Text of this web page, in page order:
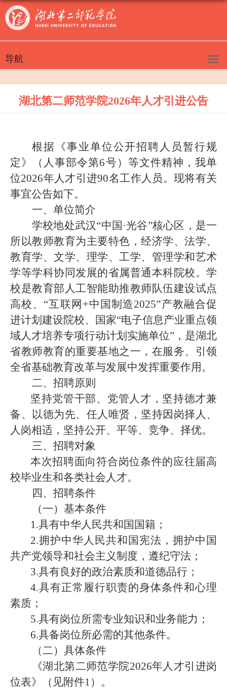
导航
湖北第二师范学院2026年人才引进公告
根据《事业单位公开招聘人员暂行规
定》（人事部令第6号）等文件精神，我单
位2026年人才引进90名工作人员。现将有关
事宜公告如下。
一、 单位简介
学校地处武汉“中国·光谷”核心区，是一
所以教师教育为主要特色，经济学、法学、
教育学、文学、理学、工学、管理学和艺术
学等学科协同发展的省属普通本科院校。学
校是教育部人工智能助推教师队伍建设试点
高校、“互联网 +中国制造2025”产教融合促
进计划建设院校、国家“电子信息产业重点领
域人才培养专项行动计划实施单位”，是湖北
省教师教育的重要基地之一，在服务、引领
全省基础教育改革与发展中发挥重要作用。
二、招聘原则
坚持党管干部、党管人才，坚持德才兼
备、以德为先、任人唯贤，坚持因岗择人、
人岗相适，坚持公开、平等、竞争、择优。
三、招聘对象
本次招聘面向符合岗位条件的应往届高
校毕业生和各类社会人才。
四、招聘条件
（一）基本条件
1.具有中华人民共和国国籍；
2.拥护中华人民共和国宪法，拥护中国
共产党领导和社会主义制度，遵纪守法；
3.具有良好的政治素质和道德品行；
4.具有正常履行职责的身体条件和心理
素质；
5.具有岗位所需专业知识和业务能力；
6.具备岗位所必需的其他条件。
（二）具体条件
《湖北第二师范学院2026年人才引进岗
位表》（见附件1） 。